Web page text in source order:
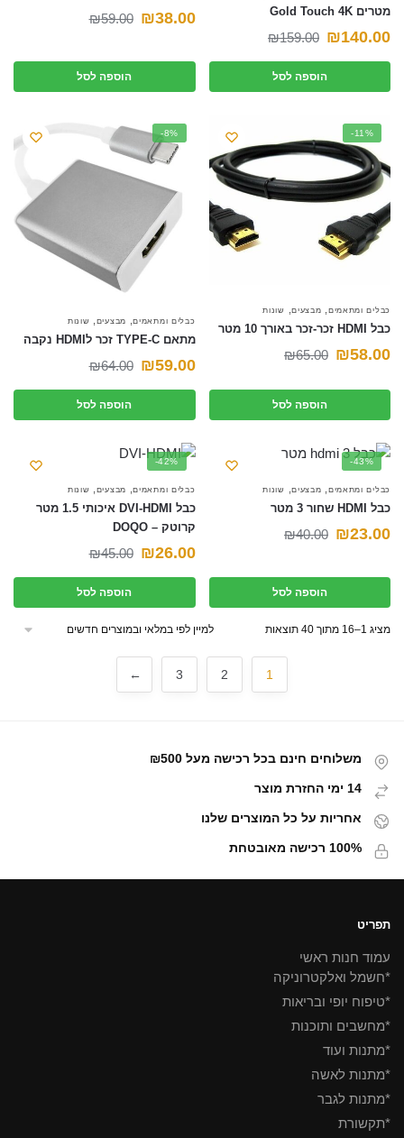
מטרים Gold Touch 4K
₪159.00
המחיר
המקורי
היה:
₪140.00
המחיר
הנוכחי
הוא:
הוספה לסל
₪59.00
המחיר
היה:
₪59.00.
₪38.00
המחיר
הוא:
₪38.00.
הוספה לסל
-11%
כבלים ומתאמים מבצעים, שונות
כבל HDMI זכר-זכר באורך 10 מטר
₪65.00
המחיר
היה:
₪58.00
המחיר
הוא:הוספה לסל
-8%
כבלים ומתאמים, מבצעים , שונות
מתאם TYPE-C זכר לHDMI נקבה
₪64.00
המחיר
המקורי
היה:
₪59.00
המחיר
הנוכחי
הוא:
הוספה לסל
-43%
כבלים ומתאמים , מבצעים, שונות
כבל HDMI שחור 3 מטר
₪40.00
המחיר
היה:
₪40.00.
₪23.00
המחיר
הוא:
₪23.00.
הוספה לסל
-42%
כבלים ומתאמים, מבצעים , שונות
כבל DVI-HDMI איכותי 1.5 מטר
קרוטק – DOQO
₪45.00
המחיר
המקורי
היה:
₪45.00.
₪26.00
המחיר
הנוכחי
הוא:
₪26.00.
הוספה לסל
מציג 1–16 מתוך 40 תוצאות
1
2
3
←
משלוחים חינם בכל רכישה מעל ₪500
14 ימי החזרת מוצר
אחריות על כל המוצרים שלנו
100% רכישה מאובטחת
תפריט
עמוד חנות ראשי
*חשמל ואלקטרוניקה
*טיפוח יופי ובריאות
*מחשבים ותוכנות
*מתנות ועוד
*מתנות לאשה
*מתנות לגבר
*תקשורת